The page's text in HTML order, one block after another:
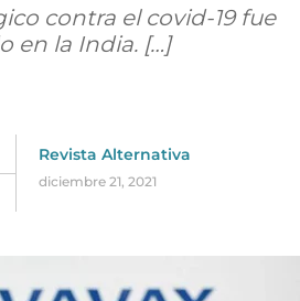
contra el covid-19 fue
en la India. […]
Revista Alternativa
diciembre 21, 2021